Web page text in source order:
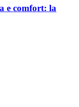
e comfort: la